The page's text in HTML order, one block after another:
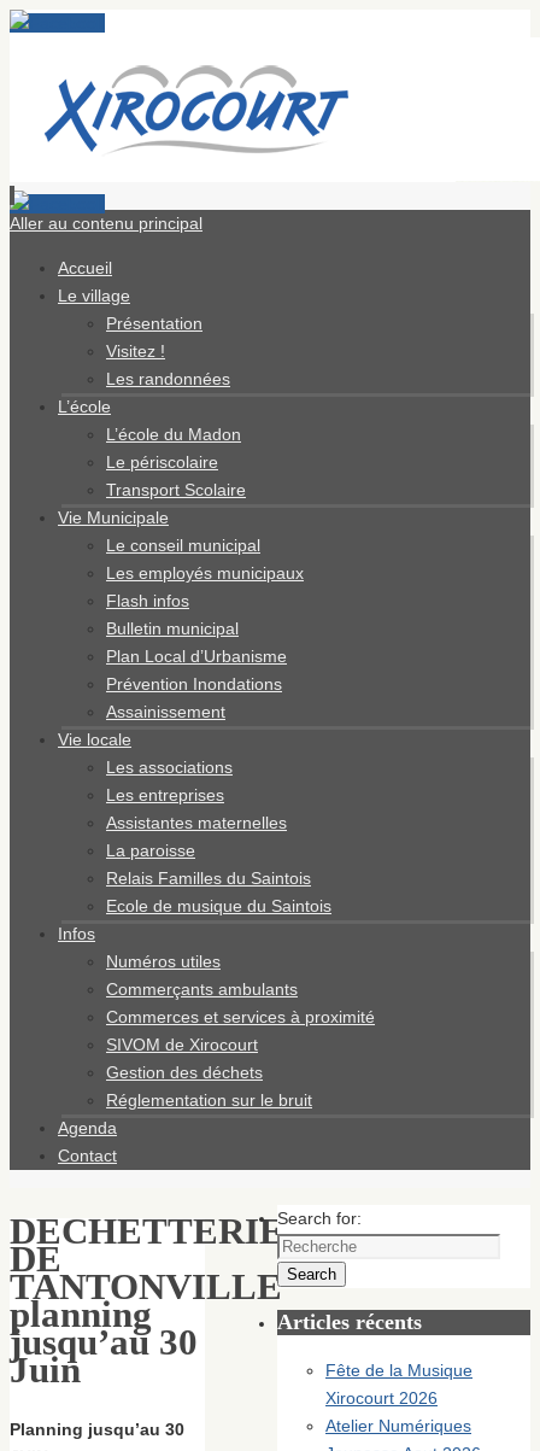
Aller au contenu principal
Accueil
Le village
Présentation
Visitez !
Les randonnées
L’école
L’école du Madon
Le périscolaire
Transport Scolaire
Vie Municipale
Le conseil municipal
Les employés municipaux
Flash infos
Bulletin municipal
Plan Local d’Urbanisme
Prévention Inondations
Assainissement
Vie locale
Les associations
Les entreprises
Assistantes maternelles
La paroisse
Relais Familles du Saintois
Ecole de musique du Saintois
Infos
Numéros utiles
Commerçants ambulants
Commerces et services à proximité
SIVOM de Xirocourt
Gestion des déchets
Réglementation sur le bruit
Agenda
Contact
DECHETTERIE
DE
TANTONVILLE
planning
jusqu’au 30
Juin
Planning jusqu’au 30
Search for:
Search
Articles récents
Fête de la Musique
Xirocourt 2026
Atelier Numériques